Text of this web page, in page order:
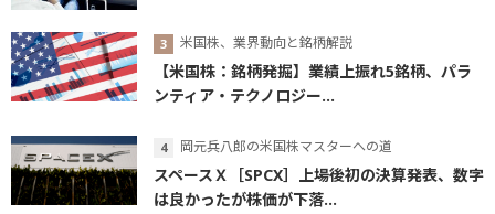
米国株、業界動向と銘柄解説
【米国株：銘柄発掘】業績上振れ5銘柄、パラ
ンティア・テクノロジー...
岡元兵八郎の米国株マスターへの道
スペースＸ［SPCX］上場後初の決算発表、数字
は良かったが株価が下落...